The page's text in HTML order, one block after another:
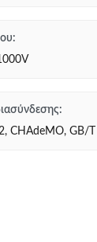
CHAdeMO, GB/T